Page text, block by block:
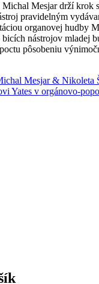
Michal Mesjar drží krok
pravidelným
organovej hudby
bicích nástrojov mladej
pôsobeniu
Mesjar & Nikoleta
Yates v orgánovo-